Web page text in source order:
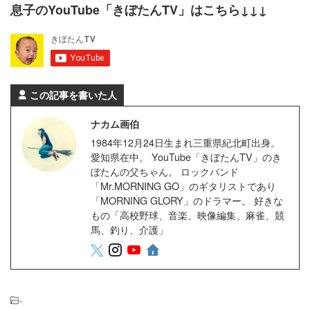
息子のYouTube「きぼたんTV」はこちら↓↓↓
この記事を書いた人
ナカム画伯
1984年12月24日生まれ三重県紀北町出身。
愛知県在中。 YouTube「きぼたんTV」のき
ぼたんの父ちゃん。 ロックバンド
「Mr.MORNING GO」のギタリストであり
「MORNING GLORY」のドラマー。 好きな
もの「高校野球、音楽、映像編集、麻雀、競
馬、釣り、介護」
-